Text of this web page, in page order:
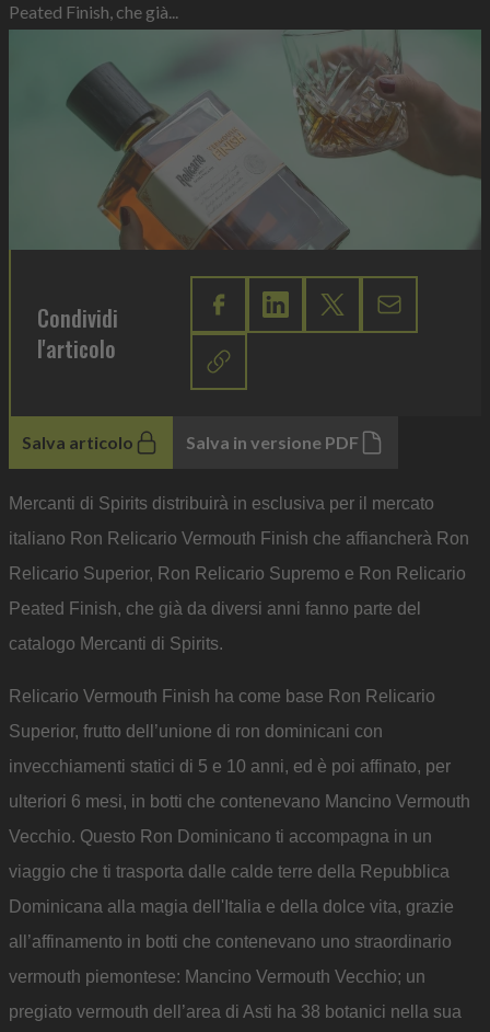
Peated Finish, che già...
Condividi
l'articolo
Salva articolo Salva in versione PDF
Mercanti di Spirits distribuirà in esclusiva per il mercato
italiano Ron Relicario Vermouth Finish che affiancherà Ron
Relicario Superior, Ron Relicario Supremo e Ron Relicario
Peated Finish, che già da diversi anni fanno parte del
catalogo Mercanti di Spirits.
Relicario Vermouth Finish ha come base Ron Relicario
Superior, frutto dell’unione di ron dominicani con
invecchiamenti statici di 5 e 10 anni, ed è poi affinato, per
ulteriori 6 mesi, in botti che contenevano Mancino Vermouth
Vecchio. Questo Ron Dominicano ti accompagna in un
viaggio che ti trasporta dalle calde terre della Repubblica
Dominicana alla magia dell'Italia e della dolce vita, grazie
all’affinamento in botti che contenevano uno straordinario
vermouth piemontese: Mancino Vermouth Vecchio; un
pregiato vermouth dell’area di Asti ha 38 botanici nella sua